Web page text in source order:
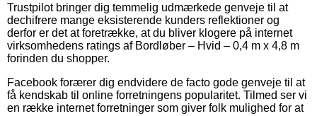
Trustpilot bringer dig temmelig udmærkede genveje til at
dechifrere mange eksisterende kunders reflektioner og
derfor er det at foretrække, at du bliver klogere på internet
virksomhedens ratings af Bordløber – Hvid – 0,4 m x 4,8 m
forinden du shopper.
Facebook forærer dig endvidere de facto gode genveje til at
få kendskab til online forretningens popularitet. Tilmed ser vi
en række internet forretninger som giver folk mulighed for at